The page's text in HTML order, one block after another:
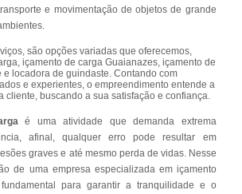
e movimentação de objetos de grande
são opções variadas que oferecemos,
içamento de carga Guaianazes, içamento de
e locadora de guindaste. Contando com
e experientes, o empreendimento entende a
cliente, buscando a sua satisfação e confiança.
é uma atividade que demanda extrema
afinal, qualquer erro pode resultar em
graves e até mesmo perda de vidas. Nesse
de uma empresa especializada em içamento
para garantir a tranquilidade e o